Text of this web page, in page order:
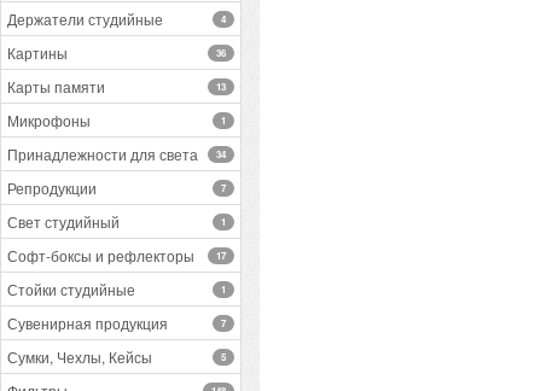
Держатели студийные 4
Картины 36
Карты памяти 13
Микрофоны 1
Принадлежности для света 34
Репродукции 7
Свет студийный 1
Софт-боксы и рефлекторы 17
Стойки студийные 1
Сувенирная продукция 7
Сумки, Чехлы, Кейсы 5